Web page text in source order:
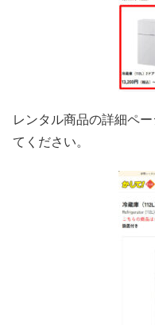
レンタル商品の詳細ペ
てください。